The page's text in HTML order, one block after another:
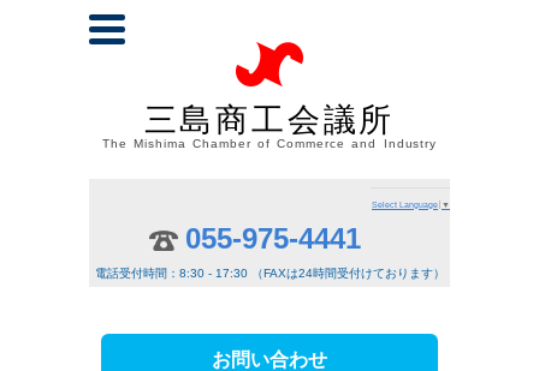
三島商工会議所
The Mishima Chamber of Commerce and Industry
Select Language ▼
055-975-4441
電話受付時間：8:30 - 17:30 （FAXは24時間受付けております）
お問い合わせ